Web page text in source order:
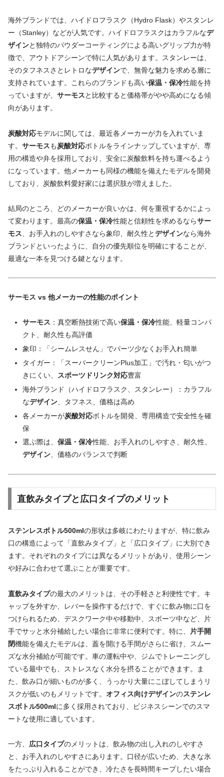
海外ブランドでは、ハイドロフラスク（Hydro Flask）やスタンレ
ー（Stanley）などが人気です。ハイドロフラスクはカラフルなデ
ザインと独特のパウダーコーティングによる高いグリップ力が特
徴で、アウトドアシーンで特に人気があります。スタンレーは、
そのタフネスさとレトロなデザインで、無骨な魅力を求める層に
支持されています。これらのブランドも高い保温・保冷性能を持
っていますが、 サーモスと比較すると価格帯がやや高めになる傾
向があります。
炭酸対応モデルに関しては、最近各メーカーが力を入れていま
す。 サーモスも炭酸対応ボトルをラインナップしていますが、専
用の構造や弁を採用しており、安全に炭酸飲料を持ち運べるよう
になっています。他メーカーも同様の機能を備えたモデルを開発
しており、炭酸飲料愛好家には選択肢が増えました。
結局のところ、どのメーカーが良いかは、何を重視するかによっ
て変わります。最高の保温・保冷性能と信頼性を求めるならサー
モス 、お手入れのしやすさなら象印、耐久性とデザインなら海外
ブランドといったように、自分の優先順位を明確にすることが、
最適な一本を見つける鍵となります。
サーモス vs 他メーカーの性能のポイント
サーモス ：真空断熱技術で高い保温・保冷性能、軽量コンパ
クト、耐久性も高評価
象印：「シームレスせん」でパーツ少なくお手入れ簡単
タイガー：「スーパークリーンPlus加工」で汚れ・匂いがつ
きにくい、
スポーツドリンク対応豊富
海外ブランド（ハイドロフラスク、スタンレー）：カラフル
なデザイン、タフネス、価格は高め
各メーカーが炭酸対応ボトルを開発、専用構造で安全性を確
保
選ぶ際は、 保温・保冷性能、お手入れのしやすさ、耐久性、
デザイン、価格のバランスで判断
直飲みタイプと広口タイプのメリット
ステンレスボトル500mlの形状は多岐にわたりますが、特に飲み
口の構造によって「直飲みタイプ」と「広口タイプ」に大別でき
ます。それぞれのタイプには異なるメリットがあり、使用シーン
や好みに合わせて選ぶことが重要です。
直飲みタイプの最大のメリットは、その手軽さと利便性です。キ
ャップを外すか、レバーを操作するだけで、すぐに飲み物に口を
つけられるため、デスクワーク中や移動中、スポーツ中など、片
手でサッと水分補給したい場合に非常に便利です。特に、
片手開
閉機能を備えたモデルは、蓋を開ける手間がさらに省け、スムー
ズな水分補給が可能です。車の運転中や、ジムでトレーニングし
ている最中でも、ストレスなく水分を摂ることができます。ま
た、飲み口が細いものが多く、うっかり大量にこぼしてしまうリ
スクが低いのもメリットです。 オフィス向けデザインのステンレ
スボトル500mlに多く採用されており、ビジネスシーンでのスマ
ートな使用に適しています。
一方、 広口タイプのメリットは、飲み物の出し入れのしやすさ
と、お手入れのしやすさにあります。口径が広いため、大きな氷
をたっぷり入れることができ、冷たさを長時間キープしたい場合